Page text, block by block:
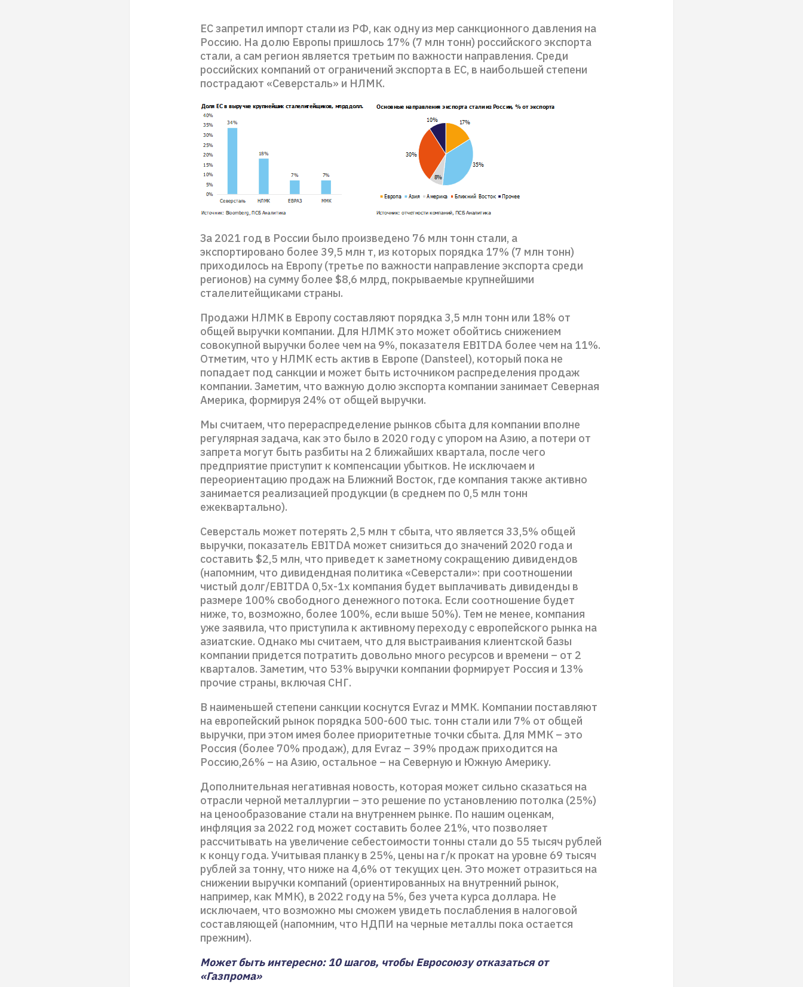
ЕС запретил импорт стали из РФ, как одну из мер санкционного давления на
Россию. На долю Европы пришлось 17% (7 млн тонн) российского экспорта
стали, а сам регион является третьим по важности направления. Среди
российских компаний от ограничений экспорта в ЕС, в наибольшей степени
пострадают «Северсталь» и НЛМК.
За 2021 год в России было произведено 76 млн тонн стали, а
экспортировано более 39,5 млн т, из которых порядка 17% (7 млн тонн)
приходилось на Европу (третье по важности направление экспорта среди
регионов) на сумму более $8,6 млрд, покрываемые крупнейшими
сталелитейщиками страны.
Продажи НЛМК в Европу составляют порядка 3,5 млн тонн или 18% от
общей выручки компании. Для НЛМК это может обойтись снижением
совокупной выручки более чем на 9%, показателя EBITDA более чем на 11%.
Отметим, что у НЛМК есть актив в Европе (Dansteel), который пока не
попадает под санкции и может быть источником распределения продаж
компании. Заметим, что важную долю экспорта компании занимает Северная
Америка, формируя 24% от общей выручки.
Мы считаем, что перераспределение рынков сбыта для компании вполне
регулярная задача, как это было в 2020 году с упором на Азию, а потери от
запрета могут быть разбиты на 2 ближайших квартала, после чего
предприятие приступит к компенсации убытков. Не исключаем и
переориентацию продаж на Ближний Восток, где компания также активно
занимается реализацией продукции (в среднем по 0,5 млн тонн
ежеквартально).
Северсталь может потерять 2,5 млн т сбыта, что является 33,5% общей
выручки, показатель EBITDA может снизиться до значений 2020 года и
составить $2,5 млн, что приведет к заметному сокращению дивидендов
(напомним, что дивидендная политика «Северстали»: при соотношении
чистый долг/EBITDA 0,5х-1х компания будет выплачивать дивиденды в
размере 100% свободного денежного потока. Если соотношение будет
ниже, то, возможно, более 100%, если выше 50%). Тем не менее, компания
уже заявила, что приступила к активному переходу с европейского рынка на
азиатские. Однако мы считаем, что для выстраивания клиентской базы
компании придется потратить довольно много ресурсов и времени – от 2
кварталов. Заметим, что 53% выручки компании формирует Россия и 13%
прочие страны, включая СНГ.
В наименьшей степени санкции коснутся Evraz и ММК. Компании поставляют
на европейский рынок порядка 500-600 тыс. тонн стали или 7% от общей
выручки, при этом имея более приоритетные точки сбыта. Для ММК – это
Россия (более 70% продаж), для Evraz – 39% продаж приходится на
Россию,26% – на Азию, остальное – на Северную и Южную Америку.
Дополнительная негативная новость, которая может сильно сказаться на
отрасли черной металлургии – это решение по установлению потолка (25%)
на ценообразование стали на внутреннем рынке. По нашим оценкам,
инфляция за 2022 год может составить более 21%, что позволяет
рассчитывать на увеличение себестоимости тонны стали до 55 тысяч рублей
к концу года. Учитывая планку в 25%, цены на г/к прокат на уровне 69 тысяч
рублей за тонну, что ниже на 4,6% от текущих цен. Это может отразиться на
снижении выручки компаний (ориентированных на внутренний рынок,
например, как ММК), в 2022 году на 5%, без учета курса доллара. Не
исключаем, что возможно мы сможем увидеть послабления в налоговой
составляющей (напомним, что НДПИ на черные металлы пока остается
прежним).
Может быть интересно: 10 шагов, чтобы Евросоюзу отказаться от
«Газпрома»